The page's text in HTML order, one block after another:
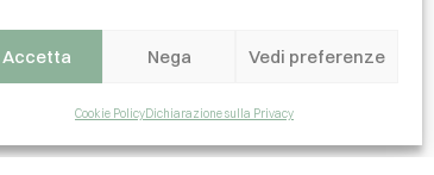
Accetta Nega Vedi preferenze
Cookie PolicyDichiarazione sulla Privacy
richiedere i